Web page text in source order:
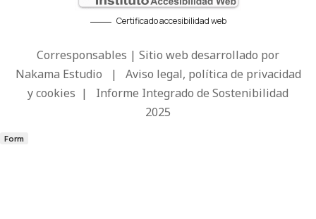
Certificado accesibilidad web
Corresponsables | Sitio web desarrollado por
Nakama Estudio | Aviso legal, política de privacidad
y cookies | Informe Integrado de Sostenibilidad
2025
Form